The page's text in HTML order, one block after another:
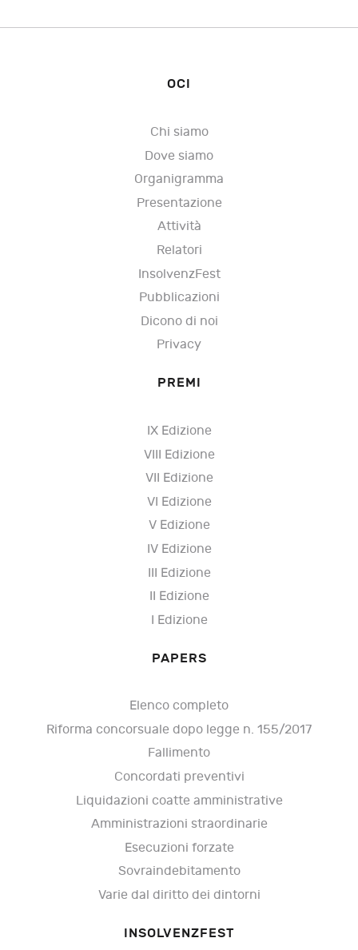
OCI
Chi siamo
Dove siamo
Organigramma
Presentazione
Attività
Relatori
InsolvenzFest
Pubblicazioni
Dicono di noi
Privacy
PREMI
IX Edizione
VIII Edizione
VII Edizione
VI Edizione
V Edizione
IV Edizione
III Edizione
II Edizione
I Edizione
PAPERS
Elenco completo
Riforma concorsuale dopo legge n. 155/2017
Fallimento
Concordati preventivi
Liquidazioni coatte amministrative
Amministrazioni straordinarie
Esecuzioni forzate
Sovraindebitamento
Varie dal diritto dei dintorni
INSOLVENZFEST